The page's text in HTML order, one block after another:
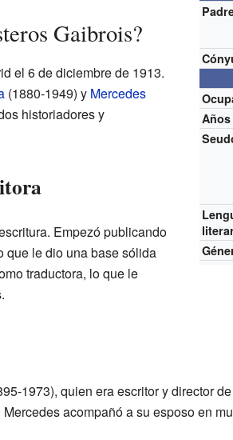
Gaibrois?
el 6 de diciembre de 1913.
(1880-1949) y Mercedes
historiadores y
Empezó publicando
que le dio una base sólida
traductora, lo que le
1973), quien era escritor y director
Mercedes acompañó a su esposo en